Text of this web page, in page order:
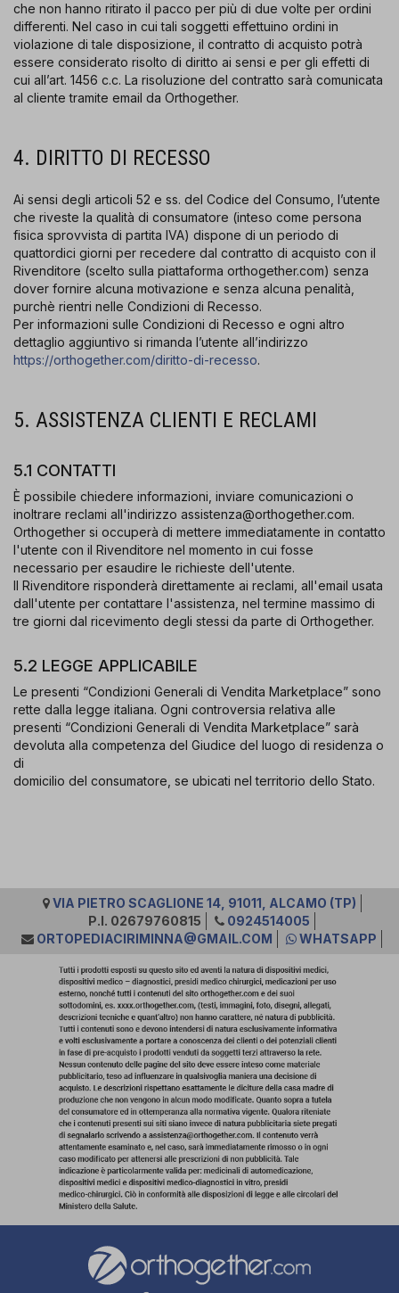
che non hanno ritirato il pacco per più di due volte per ordini
differenti. Nel caso in cui tali soggetti effettuino ordini in
violazione di tale disposizione, il contratto di acquisto potrà
essere considerato risolto di diritto ai sensi e per gli effetti di
cui all’art. 1456 c.c. La risoluzione del contratto sarà comunicata
al cliente tramite email da Orthogether.
4. DIRITTO DI RECESSO
Ai sensi degli articoli 52 e ss. del Codice del Consumo, l’utente
che riveste la qualità di consumatore (inteso come persona
fisica sprovvista di partita IVA) dispone di un periodo di
quattordici giorni per recedere dal contratto di acquisto con il
Rivenditore (scelto sulla piattaforma orthogether.com) senza
dover fornire alcuna motivazione e senza alcuna penalità,
purchè rientri nelle Condizioni di Recesso.
Per informazioni sulle Condizioni di Recesso e ogni altro
dettaglio aggiuntivo si rimanda l’utente all’indirizzo
https://orthogether.com/diritto-di-recesso.
5. ASSISTENZA CLIENTI E RECLAMI
5.1 CONTATTI
È possibile chiedere informazioni, inviare comunicazioni o
inoltrare reclami all'indirizzo assistenza@orthogether.com.
Orthogether si occuperà di mettere immediatamente in contatto
l'utente con il Rivenditore nel momento in cui fosse
necessario per esaudire le richieste dell'utente.
Il Rivenditore risponderà direttamente ai reclami, all'email usata
dall'utente per contattare l'assistenza, nel termine massimo di
tre giorni dal ricevimento degli stessi da parte di Orthogether.
5.2 LEGGE APPLICABILE
Le presenti “Condizioni Generali di Vendita Marketplace” sono
rette dalla legge italiana. Ogni controversia relativa alle
presenti “Condizioni Generali di Vendita Marketplace” sarà
devoluta alla competenza del Giudice del luogo di residenza o
di
domicilio del consumatore, se ubicati nel territorio dello Stato.
VIA PIETRO SCAGLIONE 14, 91011, ALCAMO (TP)
P.I. 02679760815
0924514005
ORTOPEDIACIRIMINNA@GMAIL.COM
WHATSAPP